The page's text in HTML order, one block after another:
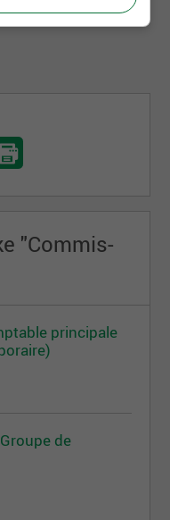
"Commis-
principale
de